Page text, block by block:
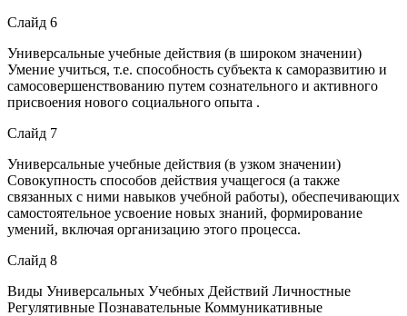
Слайд 6
Универсальные учебные действия (в широком значении)
Умение учиться, т.е. способность субъекта к саморазвитию и
самосовершенствованию путем сознательного и активного
присвоения нового социального опыта .
Слайд 7
Универсальные учебные действия (в узком значении)
Совокупность способов действия учащегося (а также
связанных с ними навыков учебной работы), обеспечивающих
самостоятельное усвоение новых знаний, формирование
умений, включая организацию этого процесса.
Слайд 8
Виды Универсальных Учебных Действий Личностные
Регулятивные Познавательные Коммуникативные